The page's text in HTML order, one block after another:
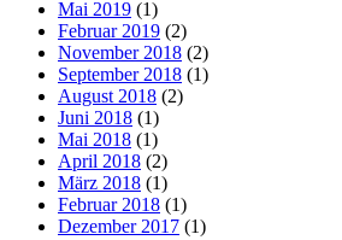
Mai 2019 (1)
Februar 2019 (2)
November 2018 (2)
September 2018 (1)
August 2018 (2)
Juni 2018 (1)
Mai 2018 (1)
April 2018 (2)
März 2018 (1)
Februar 2018 (1)
Dezember 2017 (1)